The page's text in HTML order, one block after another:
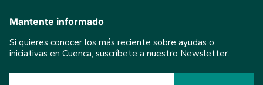
Mantente informado
Si quieres conocer los más reciente sobre ayudas o
iniciativas en Cuenca, suscríbete a nuestro Newsletter.